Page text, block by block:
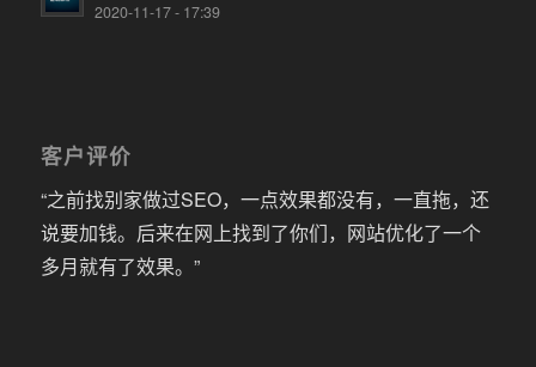
2020-11-17 - 17:39
客户评价
“之前找别家做过SEO，一点效果都没有，一直拖，还
说要加钱。后来在网上找到了你们，网站优化了一个
多月就有了效果。”